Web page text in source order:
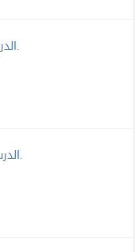
الدرس 5 دراسة أحاديث من كتاب بدء الخلق (2).
الدرس 6 دراسة أحاديث من كتاب: بدء الخلق (3).